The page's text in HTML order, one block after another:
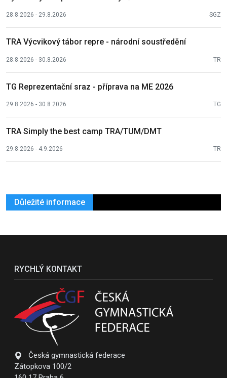
28.8.2026 - 29.8.2026 SGZ
TRA Výcvikový tábor repre - národní soustředění
28.8.2026 - 30.8.2026 TR
TG Reprezentační sraz - příprava na ME 2026
29.8.2026 - 30.8.2026 TG
TRA Simply the best camp TRA/TUM/DMT
29.8.2026 - 4.9.2026 TR
Důležité informace
RYCHLÝ KONTAKT
Česká gymnastická federace
Zátopkova 100/2